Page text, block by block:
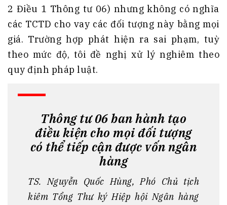
2 Điều 1 Thông tư 06) nhưng không có nghĩa
các TCTD cho vay các đối tượng này bằng mọi
giá. Trường hợp phát hiện ra sai phạm, tuỳ
theo mức độ, tôi đề nghị xử lý nghiêm theo
quy định pháp luật.
Thông tư 06 ban hành tạo
điều kiện cho mọi đối tượng
có thể tiếp cận được vốn ngân
hàng
TS. Nguyễn Quốc Hùng, Phó Chủ tịch
kiêm Tổng Thư ký Hiệp hội Ngân hàng